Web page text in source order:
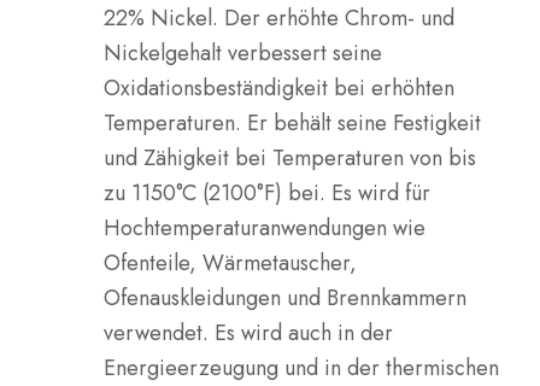
22% Nickel. Der erhöhte Chrom- und
Nickelgehalt verbessert seine
Oxidationsbeständigkeit bei erhöhten
Temperaturen. Er behält seine Festigkeit
und Zähigkeit bei Temperaturen von bis
zu 1150°C (2100°F) bei. Es wird für
Hochtemperaturanwendungen wie
Ofenteile, Wärmetauscher,
Ofenauskleidungen und Brennkammern
verwendet. Es wird auch in der
Energieerzeugung und in der thermischen